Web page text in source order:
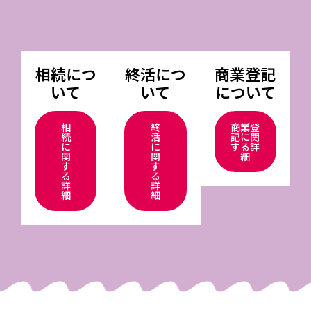
相続につ
いて
相
続
に
関
す
る
詳
細
終活につ
いて
終
活
に
関
す
る
詳
細
商業登記
について
商業登
記に関
する詳
細